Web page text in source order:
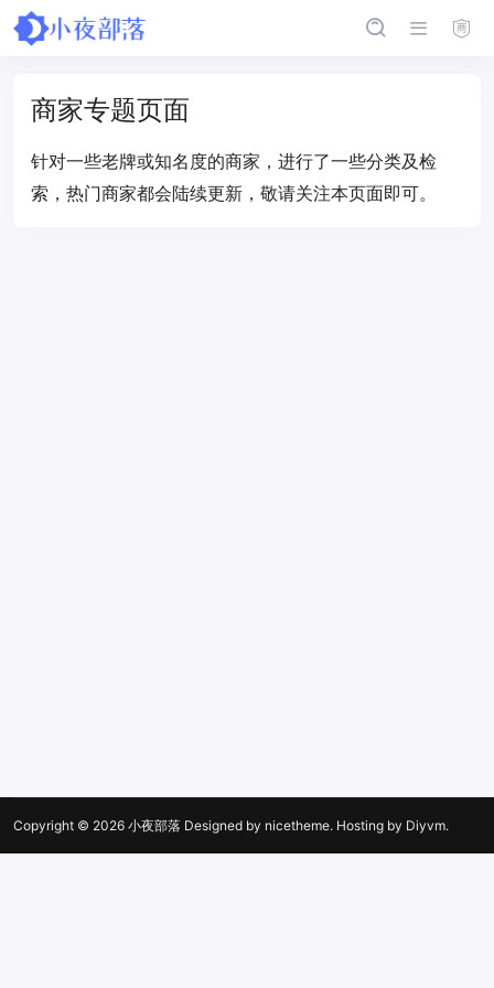
商家专题页面
针对一些老牌或知名度的商家，进行了一些分类及检
索，热门商家都会陆续更新，敬请关注本页面即可。
Copyright © 2026 小夜部落 Designed by nicetheme. Hosting by Diyvm.